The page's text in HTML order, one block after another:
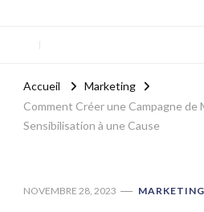
Accueil
Marketing
Comment Créer une Campagne de
Sensibilisation à une Cause
NOVEMBRE 28, 2023 MARKETING